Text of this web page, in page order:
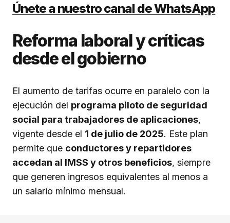
Únete a nuestro canal de WhatsApp
Reforma laboral y críticas
desde el gobierno
El aumento de tarifas ocurre en paralelo con la
ejecución del programa piloto de seguridad
social para trabajadores de aplicaciones,
vigente desde el 1 de julio de 2025. Este plan
permite que conductores y repartidores
accedan al IMSS y otros beneficios, siempre
que generen ingresos equivalentes al menos a
un salario mínimo mensual.